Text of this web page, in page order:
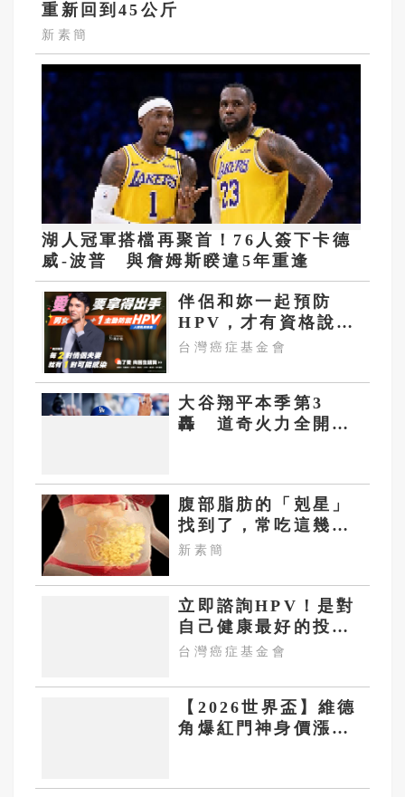
重新回到45公斤
新素簡
湖人冠軍搭檔再聚首！76人簽下卡德
威-波普 與詹姆斯睽違5年重逢
伴侶和妳一起預防
HPV，才有資格說愛
妳！
台灣癌症基金會
大谷翔平本季第3
轟 道奇火力全開
腹部脂肪的「剋星」
找到了，常吃這幾
物，吃走大肚囊，瘦
新素簡
立即諮詢HPV！是對
自己健康最好的投
資，把握現在不嫌
台灣癌症基金會
【2026世界盃】維德
角爆紅門神身價漲10